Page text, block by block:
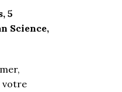
5
Science,
votre